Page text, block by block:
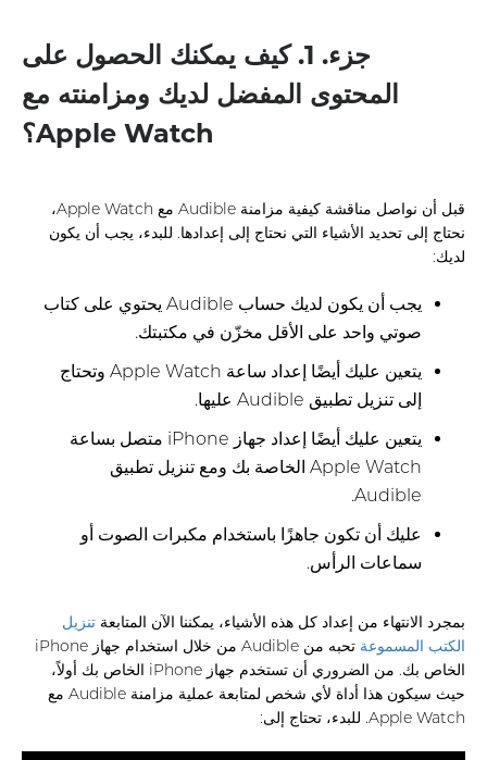
جزء. 1. كيف يمكنك الحصول على
المحتوى المفضل لديك ومزامنته مع
Apple Watch؟
قبل أن نواصل مناقشة كيفية مزامنة Audible مع Apple Watch،
نحتاج إلى تحديد الأشياء التي نحتاج إلى إعدادها. للبدء، يجب أن يكون
لديك:
يجب أن يكون لديك حساب Audible يحتوي على كتاب
صوتي واحد على الأقل مخزّن في مكتبتك.
يتعين عليك أيضًا إعداد ساعة Apple Watch وتحتاج
إلى تنزيل تطبيق Audible عليها.
يتعين عليك أيضًا إعداد جهاز iPhone متصل بساعة
Apple Watch الخاصة بك ومع تنزيل تطبيق
Audible.
عليك أن تكون جاهزًا باستخدام مكبرات الصوت أو
سماعات الرأس.
بمجرد الانتهاء من إعداد كل هذه الأشياء، يمكننا الآن المتابعة تنزيل
الكتب المسموعة
تحبه من Audible من خلال استخدام جهاز iPhone
الخاص بك. من الضروري أن تستخدم جهاز iPhone الخاص بك أولاً،
حيث سيكون هذا أداة لأي شخص لمتابعة عملية مزامنة Audible مع
Apple Watch. للبدء، تحتاج إلى: